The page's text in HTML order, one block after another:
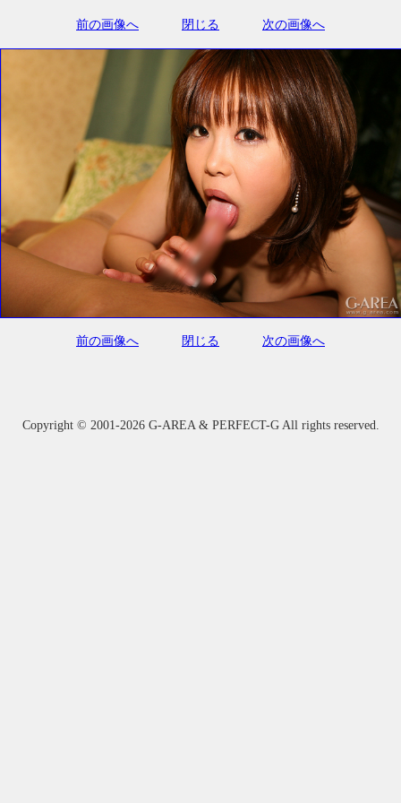
前の画像へ 閉じる 次の画像へ
前の画像へ 閉じる 次の画像へ
Copyright © 2001-2026 G-AREA & PERFECT-G All rights reserved.